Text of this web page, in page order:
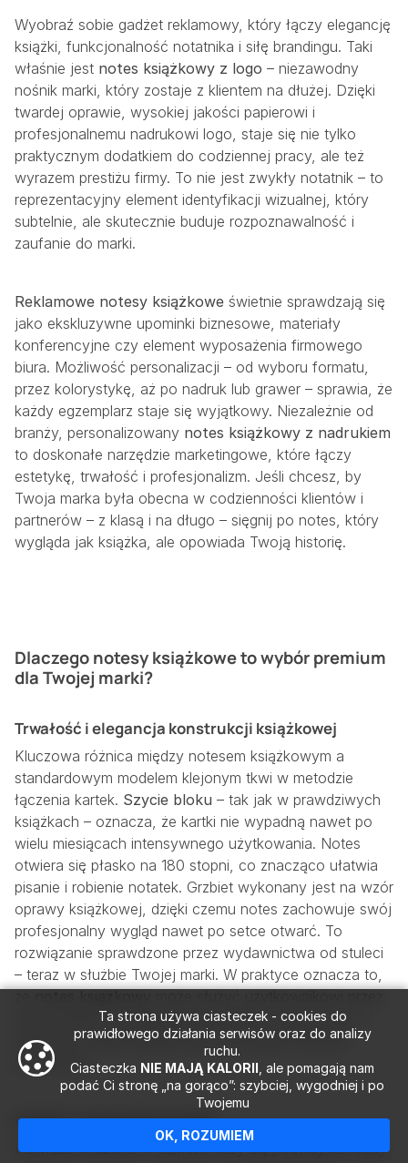
Ta strona używa ciasteczek - cookies do
prawidłowego działania serwisów oraz do analizy
ruchu.
Ciasteczka NIE MAJĄ KALORII , ale pomagają nam
podać Ci stronę „na gorąco”: szybciej, wygodniej i po
Twojemu
OK, ROZUMIEM
Wyobraź sobie gadżet reklamowy, który łączy elegancję
książki, funkcjonalność notatnika i siłę brandingu. Taki
właśnie jest notes książkowy z logo – niezawodny
nośnik marki, który zostaje z klientem na dłużej. Dzięki
twardej oprawie, wysokiej jakości papierowi i
profesjonalnemu nadrukowi logo, staje się nie tylko
praktycznym dodatkiem do codziennej pracy, ale też
wyrazem prestiżu firmy. To nie jest zwykły notatnik – to
reprezentacyjny element identyfikacji wizualnej, który
subtelnie, ale skutecznie buduje rozpoznawalność i
zaufanie do marki.
Reklamowe notesy książkowe świetnie sprawdzają się
jako ekskluzywne upominki biznesowe, materiały
konferencyjne czy element wyposażenia firmowego
biura. Możliwość personalizacji – od wyboru formatu,
przez kolorystykę, aż po nadruk lub grawer – sprawia, że
każdy egzemplarz staje się wyjątkowy. Niezależnie od
branży, personalizowany notes książkowy z nadrukiem
to doskonałe narzędzie marketingowe, które łączy
estetykę, trwałość i profesjonalizm. Jeśli chcesz, by
Twoja marka była obecna w codzienności klientów i
partnerów – z klasą i na długo – sięgnij po notes, który
wygląda jak książka, ale opowiada Twoją historię.
Dlaczego notesy książkowe to wybór premium
dla Twojej marki?
Trwałość i elegancja konstrukcji książkowej
Kluczowa różnica między notesem książkowym a
standardowym modelem klejonym tkwi w metodzie
łączenia kartek. Szycie bloku – tak jak w prawdziwych
książkach – oznacza, że kartki nie wypadną nawet po
wielu miesiącach intensywnego użytkowania. Notes
otwiera się płasko na 180 stopni, co znacząco ułatwia
pisanie i robienie notatek. Grzbiet wykonany jest na wzór
oprawy książkowej, dzięki czemu notes zachowuje swój
profesjonalny wygląd nawet po setce otwarć. To
rozwiązanie sprawdzone przez wydawnictwa od stuleci
– teraz w służbie Twojej marki. W praktyce oznacza to,
rok lub dłużej, nieustannie eksponując Twoje logo w
miejscach, gdzie podejmowane są ważne decyzje
biznesowe.
Prestiż i reprezentacyjność
Pierwsze wrażenie w biznesie liczy się podwójnie. Kiedy